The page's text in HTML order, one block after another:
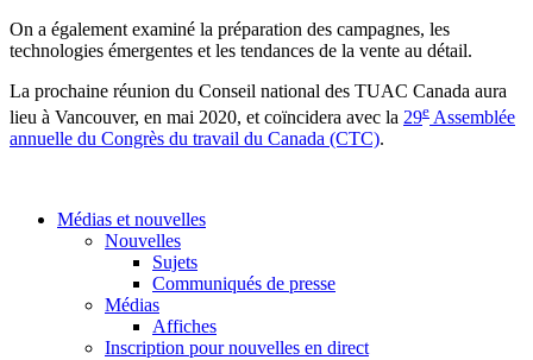
On a également examiné la préparation des campagnes, les
technologies émergentes et les tendances de la vente au détail.
La prochaine réunion du Conseil national des TUAC Canada aura
lieu à Vancouver, en mai 2020, et coïncidera avec la 29e Assemblée
annuelle du Congrès du travail du Canada (CTC).
Médias et nouvelles
Nouvelles
Sujets
Communiqués de presse
Médias
Affiches
Inscription pour nouvelles en direct